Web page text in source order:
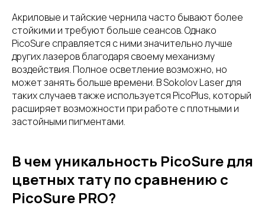
Акриловые и тайские чернила часто бывают более
стойкими и требуют больше сеансов. Однако
PicoSure справляется с ними значительно лучше
других лазеров благодаря своему механизму
воздействия. Полное осветление возможно, но
может занять больше времени. В Sokolov Laser для
таких случаев также используется PicoPlus, который
расширяет возможности при работе с плотными и
застойными пигментами.
В чем уникальность PicoSure для
цветных тату по сравнению с
PicoSure PRO?